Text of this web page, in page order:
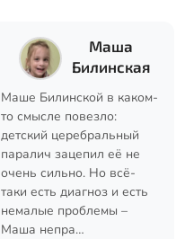
Маша
Билинская
Маше Билинской в каком-
то смысле повезло:
детский церебральный
паралич зацепил её не
очень сильно. Но всё-
таки есть диагноз и есть
немалые проблемы –
Маша непра…